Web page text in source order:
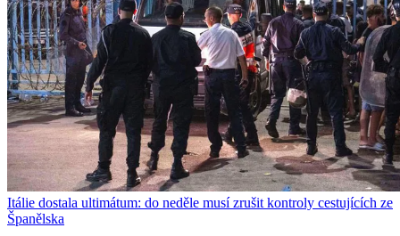
Itálie dostala ultimátum: do neděle musí zrušit kontroly cestujících ze
Španělska